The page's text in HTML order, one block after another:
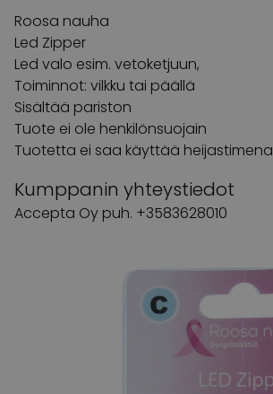
Roosa nauha
Led Zipper
Led valo esim. vetoketjuun,
Toiminnot: vilkku tai päällä
Sisältää pariston
Tuote ei ole henkilönsuojain
Tuotetta ei saa käyttää heijastimena
Kumppanin yhteystiedot
Accepta Oy puh. +3583628010